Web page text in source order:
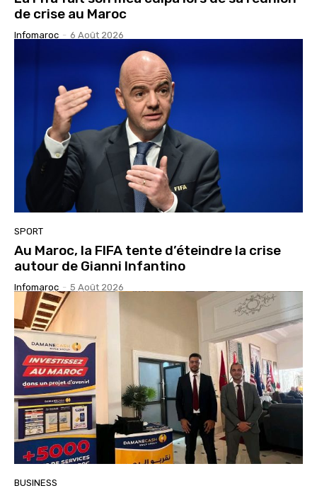
de crise au Maroc
Infomaroc - 6 Août 2026
SPORT
Au Maroc, la FIFA tente d’éteindre la crise
autour de Gianni Infantino
Infomaroc - 5 Août 2026
BUSINESS